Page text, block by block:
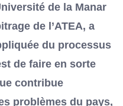
de la Manar
de l’ATEA, a
du processus
de faire en sorte
contribue
problèmes du pays,